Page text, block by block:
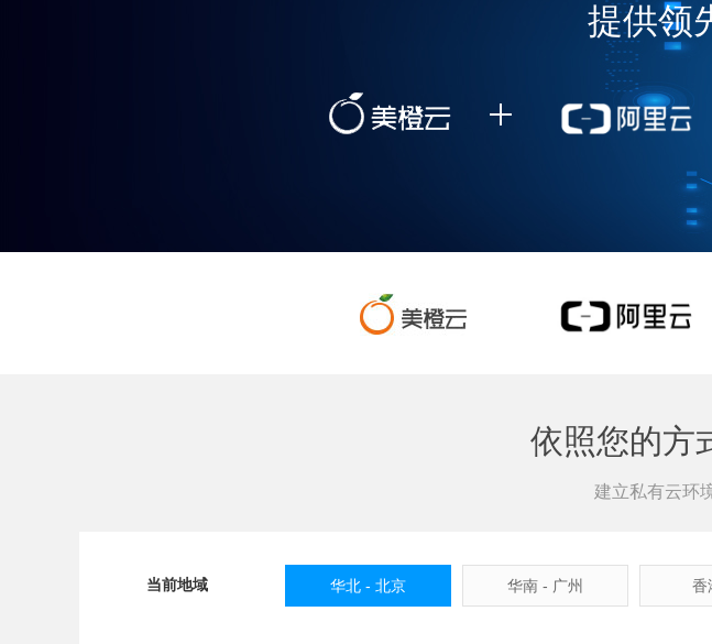
提供领
依照您的方
建立私有云环
当前地域 华北 - 北京 华南 - 广州 香